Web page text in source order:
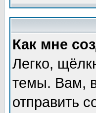
Как мне
Легко,
темы. Вам,
отправить